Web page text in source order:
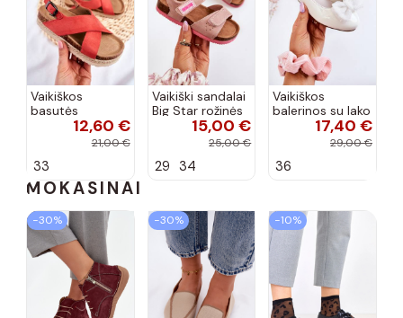
Vaikiškos
basutės
koralinės12,60 €
21,00 €
33
Vaikiški sandalai
Big Star rožinės
spalvos15,00 €
25,00 €
29 34
Vaikiškos
balerinos su lako
efektu ir
kaspinais baltos
17,40 €
29,00 €
36
MOKASINAI
−30% −30% −10%